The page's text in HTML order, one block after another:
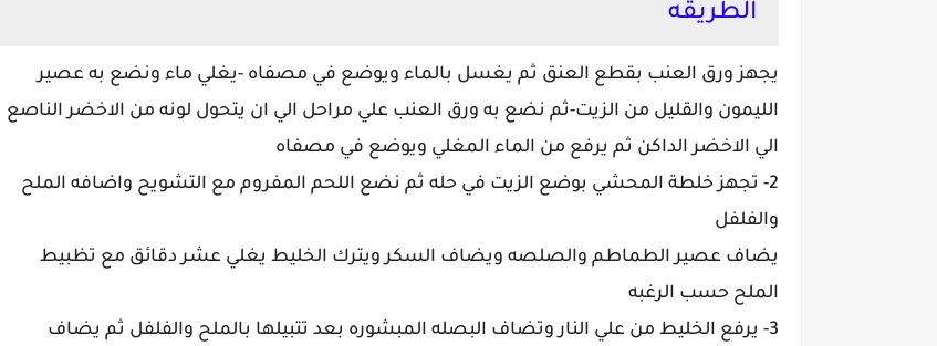
الطريقه
يجهز ورق العنب بقطع العنق ثم يغسل بالماء ويوضع في مصفاه -يغلي ماء ونضع به عصير
الليمون والقليل من الزيت-ثم نضع به ورق العنب علي مراحل الي ان يتحول لونه من الاخضر الناصع
الي الاخضر الداكن ثم يرفع من الماء المغلي ويوضع في مصفاه
2- تجهز خلطة المحشي بوضع الزيت في حله ثم نضع اللحم المفروم مع التشويح واضافه الملح
والفلفل
يضاف عصير الطماطم والصلصه ويضاف السكر ويترك الخليط يغلي عشر دقائق مع تظبيط
الملح حسب الرغبه
3- يرفع الخليط من علي النار وتضاف البصله المبشوره بعد تتبيلها بالملح والفلفل ثم يضاف